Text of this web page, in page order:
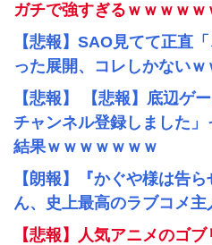
ガチで強すぎるｗｗｗｗｗ
【悲報】SAO見てて正直
った展開、コレしかないｗ
【悲報】 【悲報】底辺ゲ
チャンネル登録しました
結果ｗｗｗｗｗｗｗ
【朗報】『かぐや様は告
ん、史上最高のラブコメ
【悲報】人気アニメのゴ